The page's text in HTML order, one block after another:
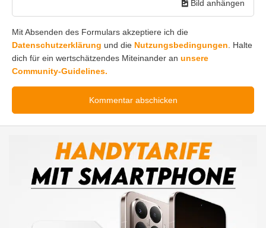
Bild anhängen
Mit Absenden des Formulars akzeptiere ich die
Datenschutzerklärung und die Nutzungsbedingungen . Halte
dich für ein wertschätzendes Miteinander an unsere
Community-Guidelines.